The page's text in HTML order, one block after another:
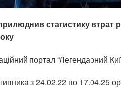
статистику втрат
портал “Легендарний
з 24.02.22 по 17.04.25